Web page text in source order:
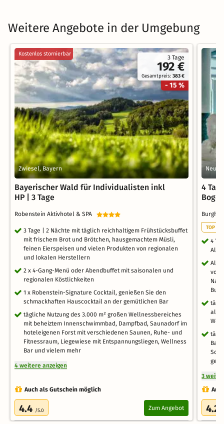
Weitere Angebote in der Umgebung
3 Tage
192 €
Gesamtpreis:383 €
- 15 %
Kostenlos stornierbar
Zwiesel, Bayern
Bayerischer Wald für Individualisten inkl
HP | 3 Tage
Robenstein Aktivhotel & SPA
3 Tage | 2 Nächte mit täglich reichhaltigem Frühstücksbuffet
mit frischem Brot und Brötchen, hausgemachtem Müsli,
feinen Eierspeisen und vielen Produkten von regionalen
und lokalen Herstellern
2 x 4-Gang-Menü oder Abendbuffet mit saisonalen und
regionalen Köstlichkeiten
1 x Robenstein-Signature Cocktail, genießen Sie den
schmackhaften Hauscocktail an der gemütlichen Bar
tägliche Nutzung des 3.000 m² großen Wellnessbereiches
mit beheiztem Innenschwimmbad, Dampfbad, Saunadorf im
hoteleigenen Forst mit verschiedenen Saunen, Ruhe- und
Fitnessraum, Liegewiese mit Entspannungsliegen, Wellness
Bar und vielem mehr
4 weitere anzeigen
Auch als Gutschein möglich
4.4 /5.0 Zum Angebot
4
TOP
4
All
All
vom
3
4.2